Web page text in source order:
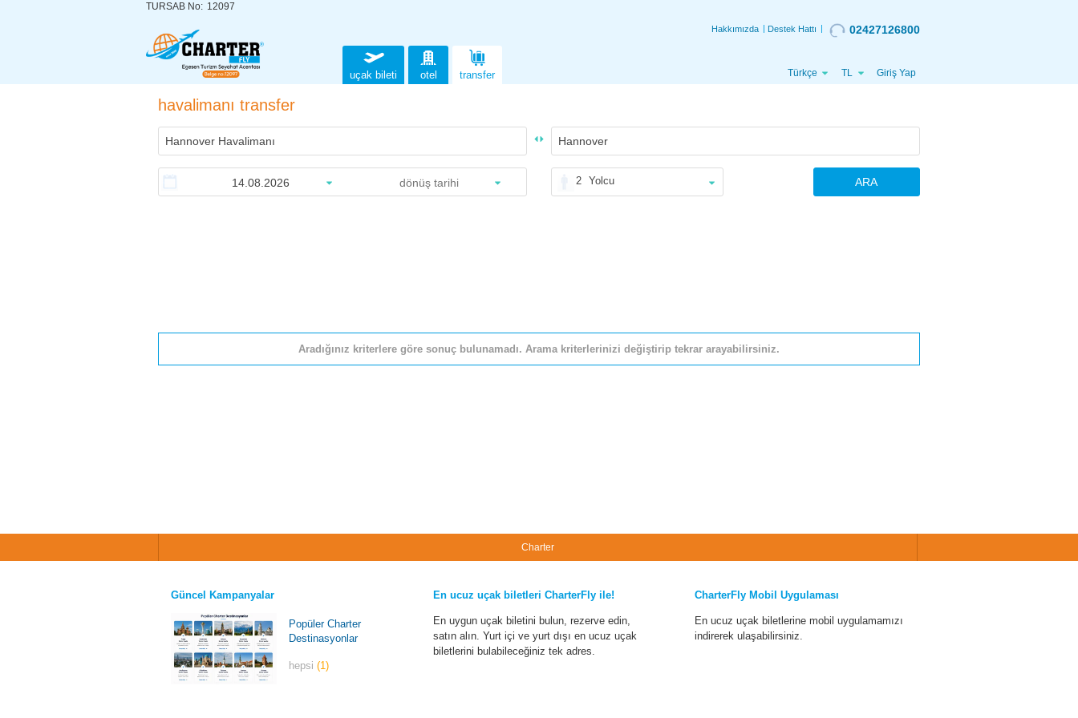
TURSAB No: 12097
Hakkımızda Destek Hattı 02427126800
uçak bileti otel transfer Türkçe TL Giriş Yap
havalimanı transfer
2 Yolcu ARA
Aradığınız kriterlere göre sonuç bulunamadı. Arama kriterlerinizi değiştirip tekrar arayabilirsiniz.
Charter
Güncel Kampanyalar
Popüler Charter
Destinasyonlar
hepsi(1)
En ucuz uçak biletleri CharterFly ile!
En uygun uçak biletini bulun, rezerve edin,
satın alın. Yurt içi ve yurt dışı en ucuz uçak
biletlerini bulabileceğiniz tek adres.
CharterFly Mobil Uygulaması
En ucuz uçak biletlerine mobil uygulamamızı
indirerek ulaşabilirsiniz.